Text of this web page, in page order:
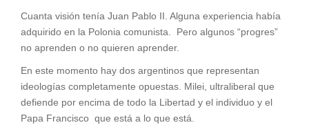
Cuanta visión tenía Juan Pablo II. Alguna experiencia había
adquirido en la Polonia comunista. Pero algunos “progres”
no aprenden o no quieren aprender.
En este momento hay dos argentinos que representan
ideologías completamente opuestas. Milei, ultraliberal que
defiende por encima de todo la Libertad y el individuo y el
Papa Francisco que está a lo que está.